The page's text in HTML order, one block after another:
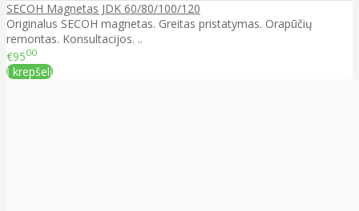
SECOH Magnetas JDK 60/80/100/120
Originalus SECOH magnetas. Greitas pristatymas. Orapūčių
remontas. Konsultacijos. ..
€9500
Į krepšelį